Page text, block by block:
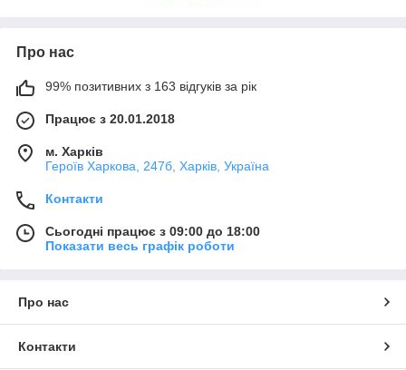
Про нас
99% позитивних з 163 відгуків за рік
Працює з 20.01.2018
м. Харків
Героїв Харкова, 247б, Харків, Україна
Контакти
Сьогодні працює з 09:00 до 18:00
Показати весь графік роботи
Про нас
Контакти